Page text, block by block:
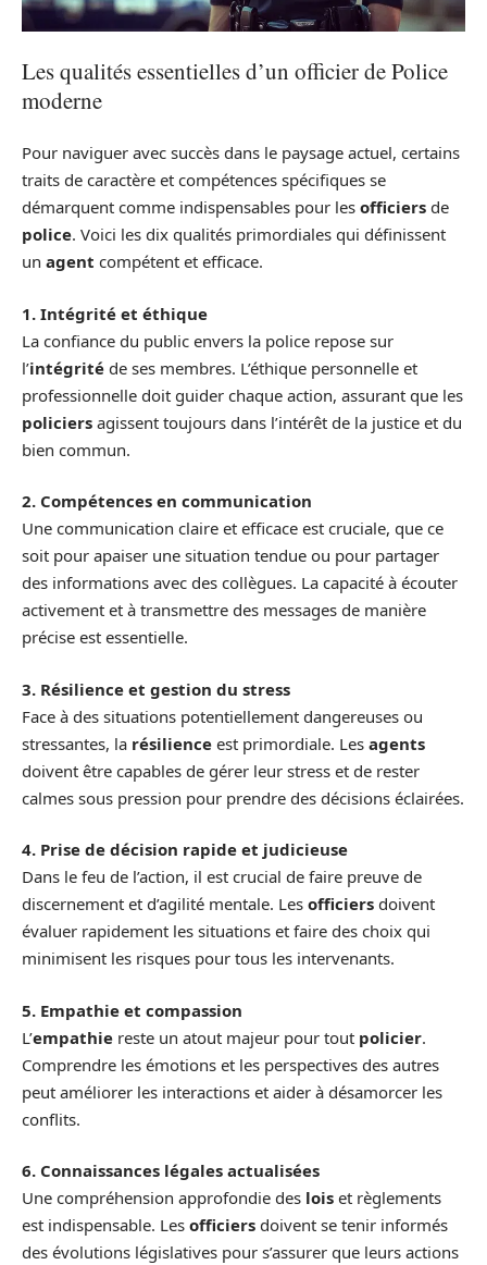
Les qualités essentielles d’un officier de Police
moderne
Pour naviguer avec succès dans le paysage actuel, certains
traits de caractère et compétences spécifiques se
démarquent comme indispensables pour les officiers de
police. Voici les dix qualités primordiales qui définissent
un agent compétent et efficace.
1. Intégrité et éthique
La confiance du public envers la police repose sur
l’intégrité de ses membres. L’éthique personnelle et
professionnelle doit guider chaque action, assurant que les
policiers agissent toujours dans l’intérêt de la justice et du
bien commun.
2. Compétences en communication
Une communication claire et efficace est cruciale, que ce
soit pour apaiser une situation tendue ou pour partager
des informations avec des collègues. La capacité à écouter
activement et à transmettre des messages de manière
précise est essentielle.
3. Résilience et gestion du stress
Face à des situations potentiellement dangereuses ou
stressantes, la résilience est primordiale. Les agents
doivent être capables de gérer leur stress et de rester
calmes sous pression pour prendre des décisions éclairées.
4. Prise de décision rapide et judicieuse
Dans le feu de l’action, il est crucial de faire preuve de
discernement et d’agilité mentale. Les officiers doivent
évaluer rapidement les situations et faire des choix qui
minimisent les risques pour tous les intervenants.
5. Empathie et compassion
L’empathie reste un atout majeur pour tout policier.
Comprendre les émotions et les perspectives des autres
peut améliorer les interactions et aider à désamorcer les
conflits.
6. Connaissances légales actualisées
Une compréhension approfondie des lois et règlements
est indispensable. Les officiers doivent se tenir informés
des évolutions législatives pour s’assurer que leurs actions